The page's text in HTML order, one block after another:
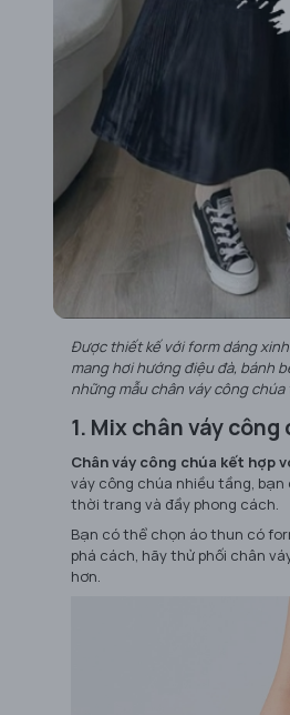
Được thiết kế với form dáng
mang hơi hướng điệu đà, bánh
những mẫu chân váy công
1. Mix chân váy
Chân váy công chúa kết hợp
váy công chúa nhiều tầng,
thời trang và đầy phong cách.
Bạn có thể chọn áo thun có
phá cách, hãy thử phối chân
hơn.